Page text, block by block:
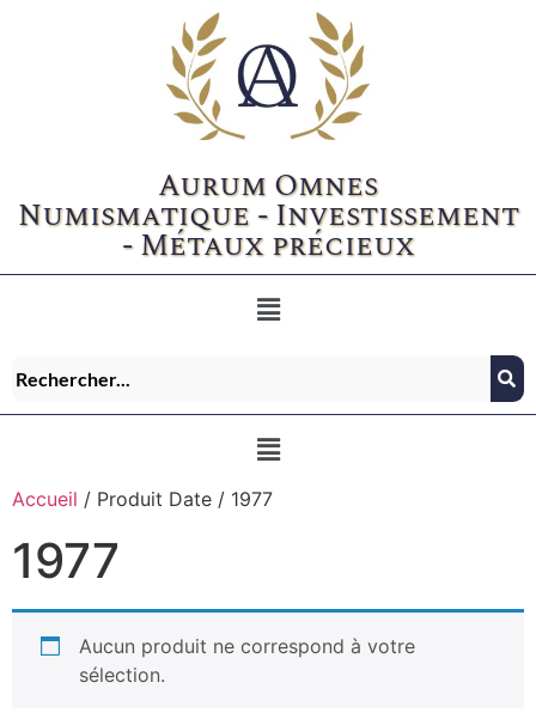
Aurum Omnes
Numismatique - Investissement
- Métaux précieux
Accueil / Produit Date / 1977
1977
Aucun produit ne correspond à votre
sélection.